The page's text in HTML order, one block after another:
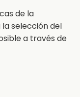
de la
selección del
a través de